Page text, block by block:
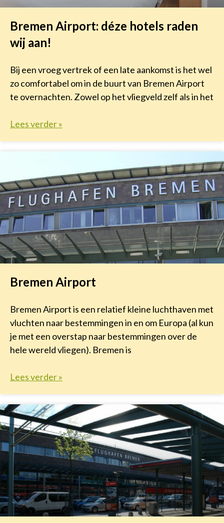
Bremen Airport: déze hotels raden
wij aan!
Bij een vroeg vertrek of een late aankomst is het wel
zo comfortabel om in de buurt van Bremen Airport
te overnachten. Zowel op het vliegveld zelf als in het
Lees verder »
Bremen Airport
Bremen Airport is een relatief kleine luchthaven met
vluchten naar bestemmingen in en om Europa (al kun
je met een overstap naar bestemmingen over de
hele wereld vliegen). Bremen is
Lees verder »